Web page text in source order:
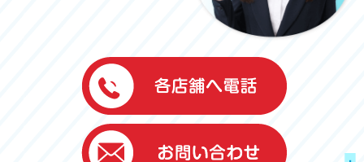
伊藤車輌（本社）
050-5851-0337
グッドワン浜松
050-5851-0338